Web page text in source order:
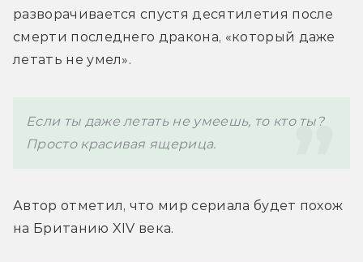
разворачивается спустя десятилетия после
смерти последнего дракона, «который даже
летать не умел».
Если ты даже летать не умеешь, то кто ты?
Просто красивая ящерица.
Автор отметил, что мир сериала будет похож
на Британию XIV века.